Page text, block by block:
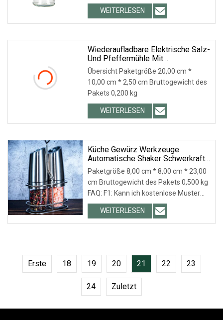
Produktbeschreibung Detaillierte Fotos
F1. Wie kann ich einen besseren Preis
bekommen? A: Der Preis ist
werden
WEITERLESEN
Wiederaufladbare Elektrische Salz-
Und Pfeffermühle Mit
Einstellbarem LED-Licht
Wbb27321
Übersicht Paketgröße 20,00 cm *
10,00 cm * 2,50 cm Bruttogewicht des
Pakets 0,200 kg
WEITERLESEN
Küche Gewürz Werkzeuge
Automatische Shaker Schwerkraft
Salz Und Pfeffer Mühle
Elektrische Grinder
Paketgröße 8,00 cm * 8,00 cm * 23,00
cm Bruttogewicht des Pakets 0,500 kg
FAQ: F1: Kann ich kostenlose Muster
erhalten? A1: Ja, wir können das
Muster kostenlos anbieten, der Kunde
muss nur die Frachtkosten bezahlen.
WEITERLESEN
Erste 18 19 20 21 22 23
24 Zuletzt